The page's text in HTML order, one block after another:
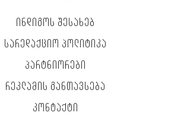
ᲘᲜᲓᲘᲒᲝᲡ ᲨᲔᲡᲐᲮᲔᲑ
ᲡᲐᲠᲔᲓᲐᲥᲪᲘᲝ ᲞᲝᲚᲘᲢᲘᲙᲐ
ᲞᲐᲠᲢᲜᲘᲝᲠᲔᲑᲘ
ᲠᲔᲙᲚᲐᲛᲘᲡ ᲒᲐᲜᲗᲐᲕᲡᲔᲑᲐ
ᲙᲝᲜᲢᲐᲥᲢᲘ